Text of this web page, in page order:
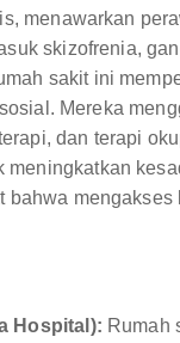
menawarkan
skizofrenia,
sakit ini
Mereka
dan terapi
Hospital): Rumah